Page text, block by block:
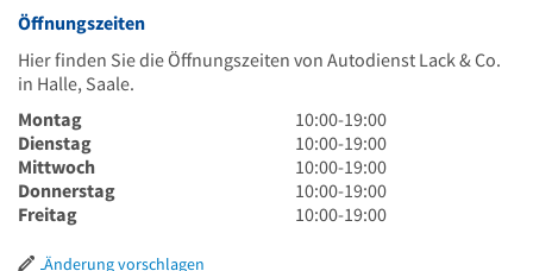
Öffnungszeiten
Hier finden Sie die Öffnungszeiten von Autodienst Lack & Co.
in Halle, Saale.
Montag
10
Uhr
bis
19
Uhr
10:00-19:00
Dienstag
10
Uhr
bis
19
10:00-19:00
Mittwoch
10
Uhr
bis
10:00-19:00
Donnerstag
10
Uhr
10:00-19:00
Freitag
10
10:00-19:00
Änderung vorschlagen